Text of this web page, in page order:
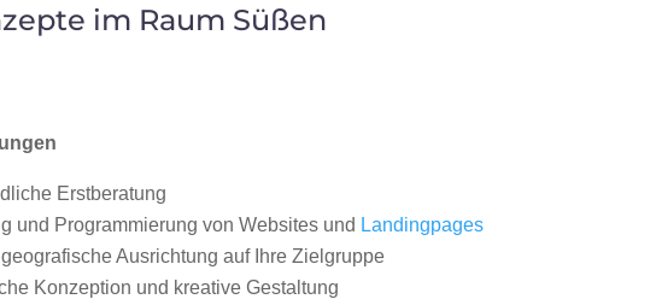
im Raum Süßen
Erstberatung
und Programmierung von Websites und Landingpages
Ausrichtung auf Ihre Zielgruppe
Konzeption und kreative Gestaltung